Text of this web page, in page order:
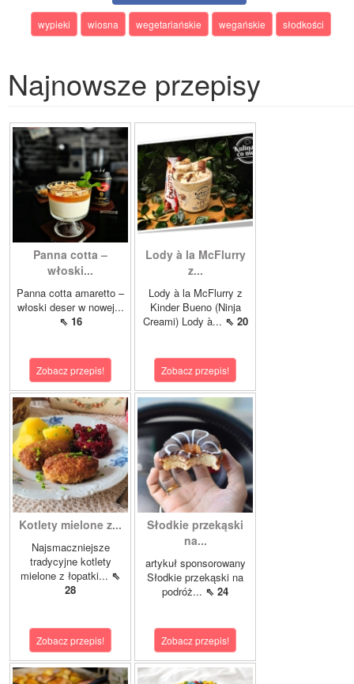
wypieki wiosna wegetariańskie wegańskie słodkości
Najnowsze przepisy
Panna cotta –
włoski...
Panna cotta amaretto –
włoski deser w nowej...
⇖ 16
Zobacz przepis!
Lody à la McFlurry
z...
Lody à la McFlurry z
Kinder Bueno (Ninja
Creami) Lody à... ⇖ 20
Zobacz przepis!
Kotlety mielone z...
Najsmaczniejsze
tradycyjne kotlety
mielone z łopatki... ⇖
28
Zobacz przepis!
Słodkie przekąski
na...
artykuł sponsorowany
Słodkie przekąski na
podróż... ⇖ 24
Zobacz przepis!